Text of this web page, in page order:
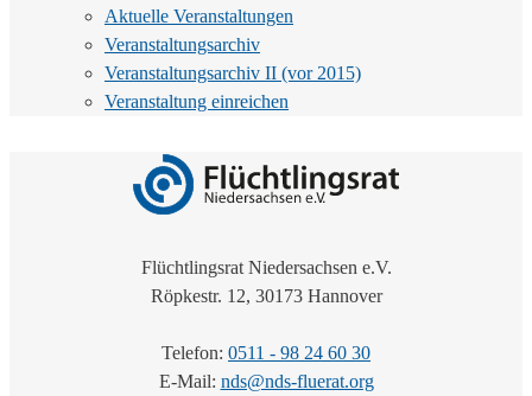
Aktuelle Veranstaltungen
Veranstaltungsarchiv
Veranstaltungsarchiv II (vor 2015)
Veranstaltung einreichen
Flüchtlingsrat Niedersachsen e.V.
Röpkestr. 12, 30173 Hannover
Telefon: 0511 - 98 24 60 30
E-Mail: nds@nds-fluerat.org